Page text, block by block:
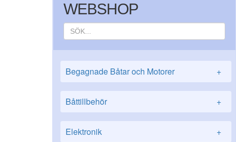
WEBSHOP
Begagnade Båtar och Motorer +
Båttillbehör +
Elektronik +